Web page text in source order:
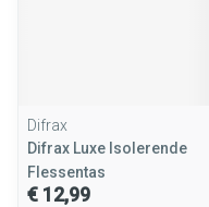
Difrax
Difrax Luxe Isolerende
Flessentas
€ 12,99